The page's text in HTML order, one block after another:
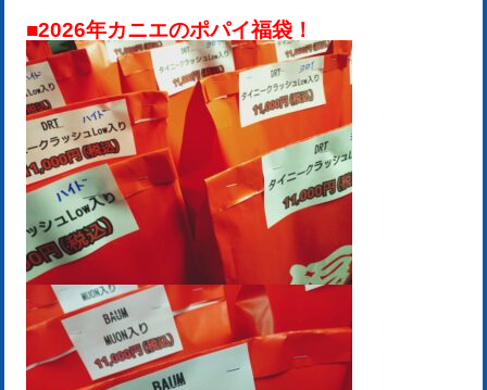
■2026年カニエのポパイ福袋！